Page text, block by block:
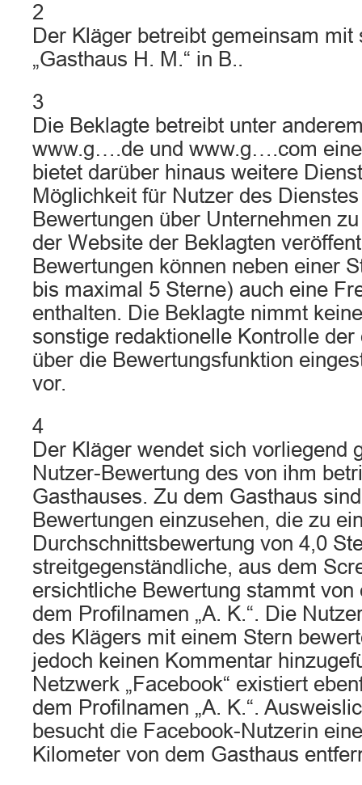
2
Der Kläger betreibt gemeinsam mit
„Gasthaus H. M.“ in B..
3
Die Beklagte betreibt unter
www.g….de und www.g….com
bietet darüber hinaus weitere
Möglichkeit für Nutzer des Dienstes
Bewertungen über Unternehmen
der Website der Beklagten
Bewertungen können neben einer
bis maximal 5 Sterne) auch eine
enthalten. Die Beklagte nimmt
sonstige redaktionelle Kontrolle
über die Bewertungsfunktion
vor.
4
Der Kläger wendet sich vorliegend
Nutzer-Bewertung des von ihm
Gasthauses. Zu dem Gasthaus
Bewertungen einzusehen, die zu
Durchschnittsbewertung von 4,0
streitgegenständliche, aus dem
ersichtliche Bewertung stammt
dem Profilnamen „A. K.“. Die
des Klägers mit einem Stern
jedoch keinen Kommentar
Netzwerk „Facebook“ existiert
dem Profilnamen „A. K.“.
besucht die Facebook-Nutzerin
Kilometer von dem Gasthaus